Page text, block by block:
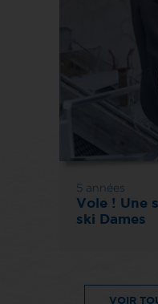
5 années
Vole ! Une
ski Dames
VOIR